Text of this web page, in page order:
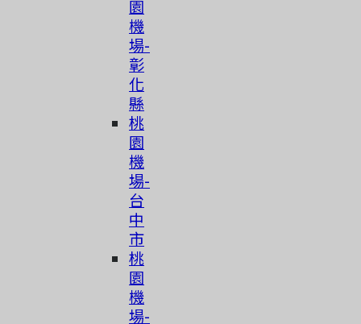
園
機
場-
彰
化
縣
桃
園
機
場-
台
中
市
桃
園
機
場-